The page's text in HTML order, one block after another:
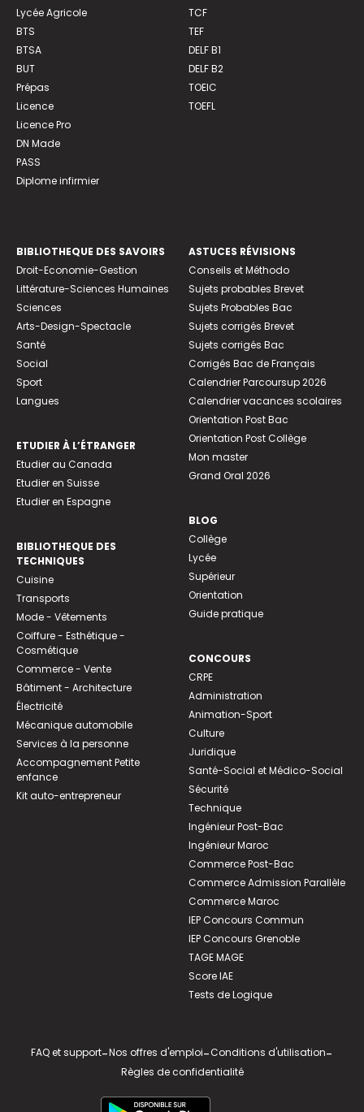
Lycée Agricole
BTS
BTSA
BUT
Prépas
Licence
Licence Pro
DN Made
PASS
Diplome infirmier
TCF
TEF
DELF B1
DELF B2
TOEIC
TOEFL
BIBLIOTHEQUE DES SAVOIRS
Droit-Economie-Gestion
Littérature-Sciences Humaines
Sciences
Arts-Design-Spectacle
Santé
Social
Sport
Langues
ETUDIER À L’ÉTRANGER
Etudier au Canada
Etudier en Suisse
Etudier en Espagne
BIBLIOTHEQUE DES
TECHNIQUES
Cuisine
Transports
Mode - Vêtements
Coiffure - Esthétique -
Cosmétique
Commerce - Vente
Bâtiment - Architecture
Électricité
Mécanique automobile
Services à la personne
Accompagnement Petite
enfance
Kit auto-entrepreneur
ASTUCES RÉVISIONS
Conseils et Méthodo
Sujets probables Brevet
Sujets Probables Bac
Sujets corrigés Brevet
Sujets corrigés Bac
Corrigés Bac de Français
Calendrier Parcoursup 2026
Calendrier vacances scolaires
Orientation Post Bac
Orientation Post Collège
Mon master
Grand Oral 2026
BLOG
Collège
Lycée
Supérieur
Orientation
Guide pratique
CONCOURS
CRPE
Administration
Animation-Sport
Culture
Juridique
Santé-Social et Médico-Social
Sécurité
Technique
Ingénieur Post-Bac
Ingénieur Maroc
Commerce Post-Bac
Commerce Admission Parallèle
Commerce Maroc
IEP Concours Commun
IEP Concours Grenoble
TAGE MAGE
Score IAE
Tests de Logique
FAQ et support-Nos offres d'emploi-Conditions d'utilisation-
Règles de confidentialité